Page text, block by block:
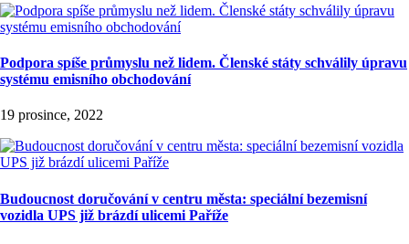
Podpora spíše průmyslu než lidem. Členské státy schválily úpravu
systému emisního obchodování
19 prosince, 2022
Budoucnost doručování v centru města: speciální bezemisní
vozidla UPS již brázdí ulicemi Paříže